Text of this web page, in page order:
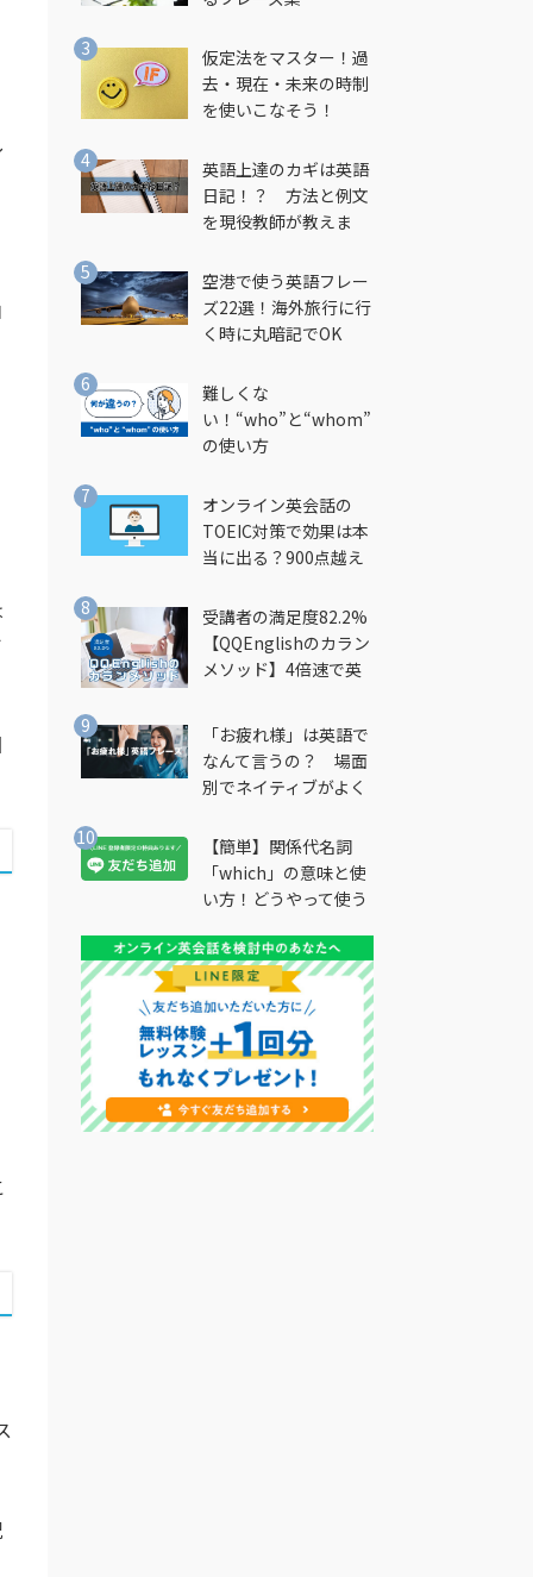
仮定法をマスター！過
去・現在・未来の時制
を使いこなそう！
英語上達のカギは英語
日記！？ 方法と例文
を現役教師が教えま
空港で使う英語フレー
ズ22選！海外旅行に行
く時に丸暗記でOK
難しくな
い！“who”と“whom”
の使い方
オンライン英会話の
TOEIC対策で効果は本
当に出る？900点越え
受講者の満足度82.2%
【QQEnglishのカラン
メソッド】4倍速で英
法とは？
「お疲れ様」は英語で
なんて言うの？ 場面
別でネイティブがよく
説
【簡単】関係代名詞
「which」の意味と使
い方！どうやって使う